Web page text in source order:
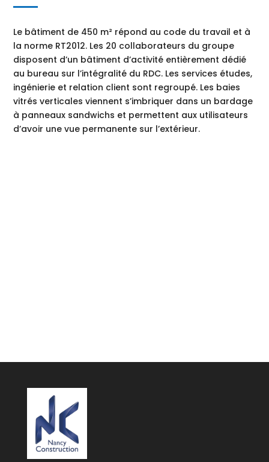
Le bâtiment de 450 m² répond au code du travail et à
la norme RT2012. Les 20 collaborateurs du groupe
disposent d’un bâtiment d’activité entièrement dédié
au bureau sur l’intégralité du RDC. Les services études,
ingénierie et relation client sont regroupé. Les baies
vitrés verticales viennent s’imbriquer dans un bardage
à panneaux sandwichs et permettent aux utilisateurs
d’avoir une vue permanente sur l’extérieur.